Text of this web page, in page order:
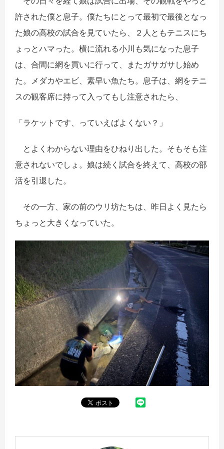
許された僕と息子。僕たちにとって最初で最後となっ
た娘の高校の試合を見ていたら、２人ともテニスにち
ょっとハマった。横に流れる小川も気になった息子
は、合間に網を買いに行って、またガサガサし始め
た。メダカやエビ、素早い魚たち。息子は、網をテニ
スの観客席に持って入ってもし注意されたら、
「ラケットです、っていえばよくない？」
とよくわからない理由をひねり出した。そもそも注
意されないでしょ。娘は続く試合を終えて、高校の部
活を引退した。
その一方、家の前のウリ坊たちは、昨日よく見たら
ちょっと大きくなっていた。